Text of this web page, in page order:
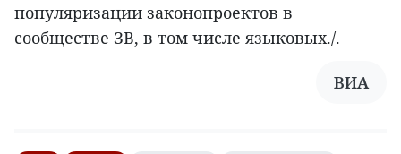
популяризации законопроектов в
сообществе ЗВ, в том числе языковых./.
ВИА